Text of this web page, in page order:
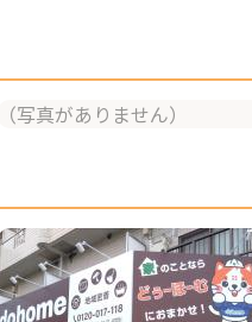
（写真がありません）